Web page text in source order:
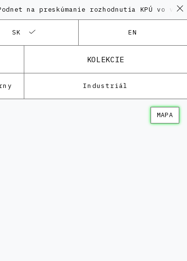
na preskúmanie rozhodnutia KPÚ vo veci
SK EN
KOLEKCIE
Industriál
MAPA